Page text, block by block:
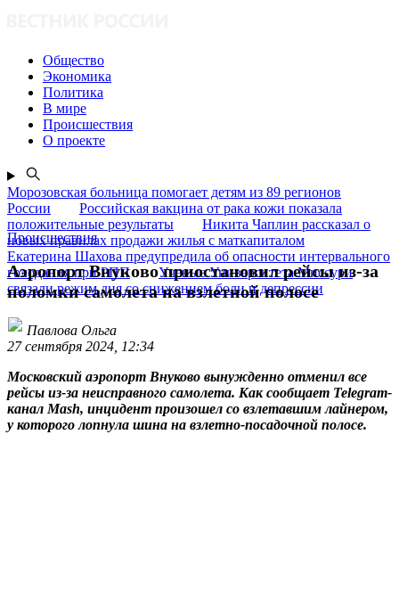
Общество
Экономика
Политика
В мире
Происшествия
О проекте
Морозовская больница помогает детям из 89 регионов
России
Российская вакцина от рака кожи показала
положительные результаты
Никита Чаплин рассказал о
новых правилах продажи жилья с маткапиталом
Екатерина Шахова предупредила об опасности интервального
голодания при РПП
Ученые Университета Миссури
связали режим дня со снижением боли и депрессии
Происшествия
Аэропорт Внуково приостановил рейсы из-за
поломки самолета на взлетной полосе
Павлова Ольга
27 сентября 2024, 12:34
Московский аэропорт Внуково вынужденно отменил все
рейсы из-за неисправного самолета. Как сообщает Telegram-
канал Mash, инцидент произошел со взлетавшим лайнером,
у которого лопнула шина на взлетно-посадочной полосе.